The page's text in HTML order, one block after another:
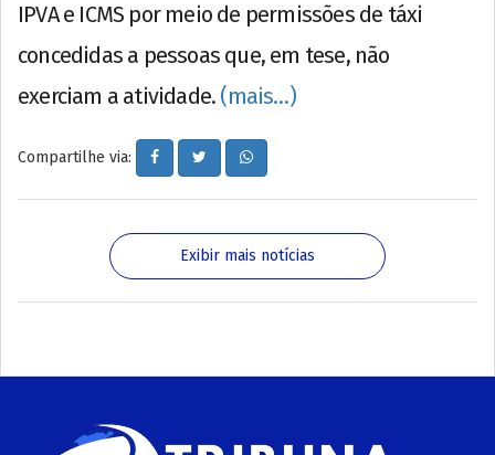
IPVA e ICMS por meio de permissões de táxi
concedidas a pessoas que, em tese, não
exerciam a atividade. (mais…)
Compartilhe via:
Exibir mais notícias